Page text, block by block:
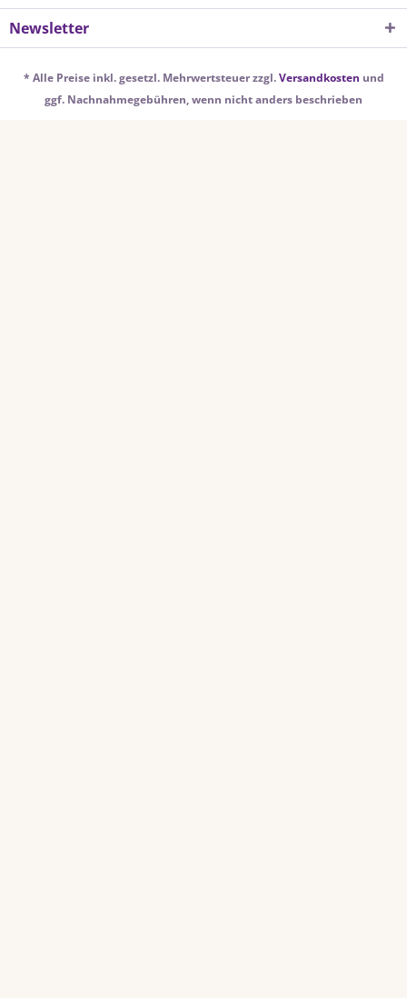
Newsletter
* Alle Preise inkl. gesetzl. Mehrwertsteuer zzgl.Versandkosten und
ggf. Nachnahmegebühren, wenn nicht anders beschrieben